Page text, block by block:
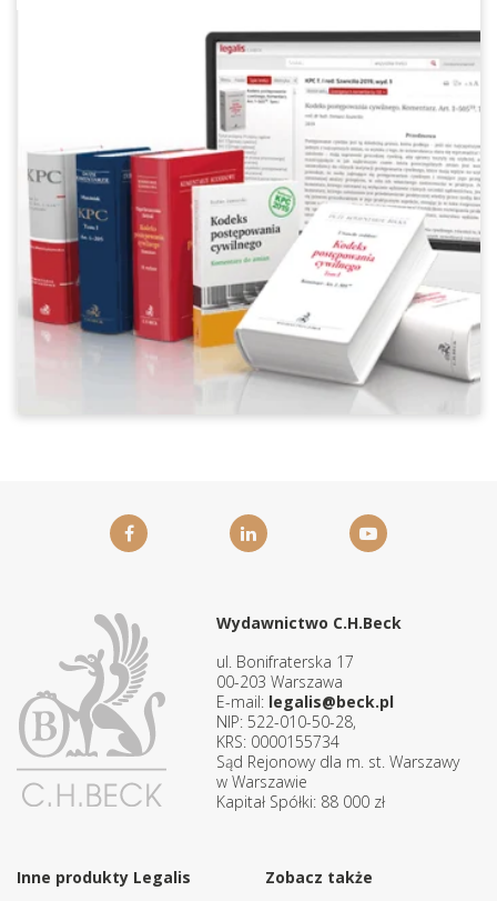
Wydawnictwo C.H.Beck
ul. Bonifraterska 17
00-203 Warszawa
E-mail: legalis@beck.pl
NIP: 522-010-50-28,
KRS: 0000155734
Sąd Rejonowy dla m. st. Warszawy
w Warszawie
Kapitał Spółki: 88 000 zł
Inne produkty Legalis Zobacz także